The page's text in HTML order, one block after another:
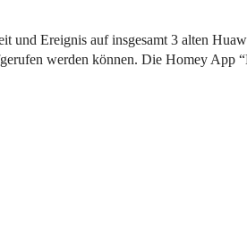
und Ereignis auf insgesamt 3 alten
werden können. Die Homey App